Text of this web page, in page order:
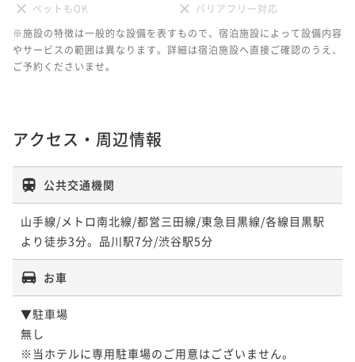
より徒歩3分〜
朝食付き 現地決済可 事前決済可
IN 15:00 - 28:00 OUT11:00
【3連泊プラン／素泊まり】3泊以上でお得～目黒駅西
口より徒歩3分～
素泊まり 現地決済可 事前決済可
IN 15:00 - 24:45 OUT11:00
ポイント即利用で
¥67,150~
【3連泊プラン／朝食付】3泊以上でお得〜目黒駅西口
ペットもOK
バリアフリー対応
※施設の特徴は一般的な設備を表すもので、宿泊施設によって設備内容
やサービスの範囲は異なります。詳細は宿泊施設へ直接ご確認のうえ、
ご予約くださいませ。
アクセス・周辺情報
公共交通機関
山手線/メトロ南北線/都営三田線/東急目黒線/各線目黒駅
お車
▼駐車場
無し
※当ホテルに専用駐車場のご用意はございません。